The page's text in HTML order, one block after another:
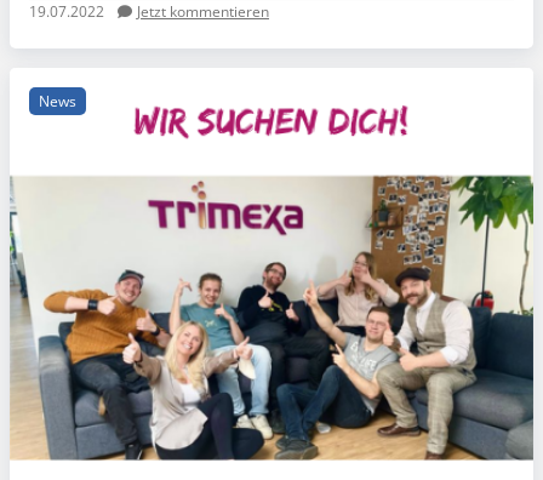
19.07.2022 Jetzt kommentieren
News